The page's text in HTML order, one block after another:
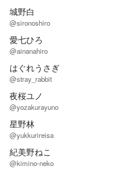
城野白
@sironoshiro
愛七ひろ
@ainanahiro
はぐれうさぎ
@stray_rabbit
夜桜ユノ
@yozakurayuno
星野林
@yukkurireisa
紀美野ねこ
@kimino-neko